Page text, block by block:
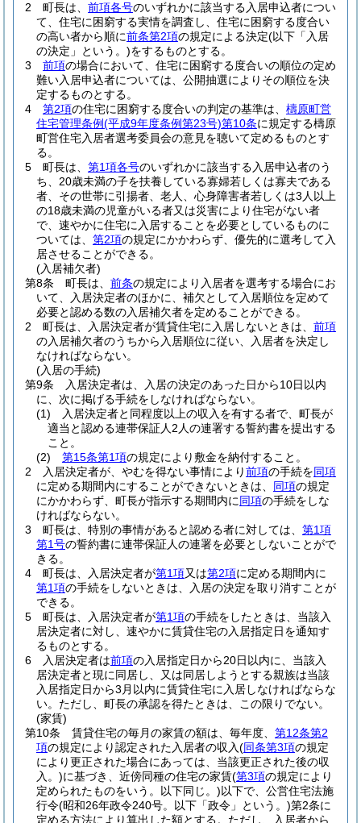
2
町長は、 前項各号のいずれかに該当する入居申込者につい
て、住宅に困窮する実情を調査し、住宅に困窮する度合い
の高い者から順に前条第2項の規定による決定(以下「入居
の決定」という。)をするものとする。
3
前項の場合において、住宅に困窮する度合いの順位の定め
難い入居申込者については、公開抽選によりその順位を決
定するものとする。
4
第2項の住宅に困窮する度合いの判定の基準は、 檮原町営
住宅管理条例(平成9年度条例第23号)第10条に規定する檮原
町営住宅入居者選考委員会の意見を聴いて定めるものとす
る。
5
町長は、 第1項各号のいずれかに該当する入居申込者のう
ち、20歳未満の子を扶養している寡婦若しくは寡夫である
者、その世帯に引揚者、老人、心身障害者若しくは3人以上
の18歳未満の児童がいる者又は災害により住宅がない者
で、速やかに住宅に入居することを必要としているものに
ついては、 第2項の規定にかかわらず、優先的に選考して入
居させることができる。
(入居補欠者)
第8条
町長は、 前条の規定により入居者を選考する場合にお
いて、入居決定者のほかに、補欠として入居順位を定めて
必要と認める数の入居補欠者を定めることができる。
2
町長は、入居決定者が賃貸住宅に入居しないときは、 前項
の入居補欠者のうちから入居順位に従い、入居者を決定し
なければならない。
(入居の手続)
第9条
入居決定者は、入居の決定のあった日から10日以内
に、次に掲げる手続をしなければならない。
(1)
入居決定者と同程度以上の収入を有する者で、町長が
適当と認める連帯保証人2人の連署する誓約書を提出する
こと。
(2)
第15条第1項の規定により敷金を納付すること。
2
入居決定者が、やむを得ない事情により前項の手続を同項
に定める期間内にすることができないときは、 同項の規定
にかかわらず、町長が指示する期間内に同項の手続をしな
ければならない。
3
町長は、特別の事情があると認める者に対しては、 第1項
第1号の誓約書に連帯保証人の連署を必要としないことがで
きる。
4
町長は、入居決定者が第1項又は第2項に定める期間内に
第1項の手続をしないときは、入居の決定を取り消すことが
できる。
5
町長は、入居決定者が第1項の手続をしたときは、当該入
居決定者に対し、速やかに賃貸住宅の入居指定日を通知す
るものとする。
6
入居決定者は前項の入居指定日から20日以内に、当該入
居決定者と現に同居し、又は同居しようとする親族は当該
入居指定日から3月以内に賃貸住宅に入居しなければならな
い。 ただし、町長の承認を得たときは、この限りでない。
(家賃)
第10条
賃貸住宅の毎月の家賃の額は、毎年度、 第12条第2
項の規定により認定された入居者の収入(同条第3項の規定
により更正された場合にあっては、当該更正された後の収
入。)に基づき、近傍同種の住宅の家賃(第3項の規定により
定められたものをいう。以下同じ。)以下で、公営住宅法施
行令(昭和26年政令240号。以下「政令」という。)第2条に
定める方法により算出した額とする。 ただし、入居者から